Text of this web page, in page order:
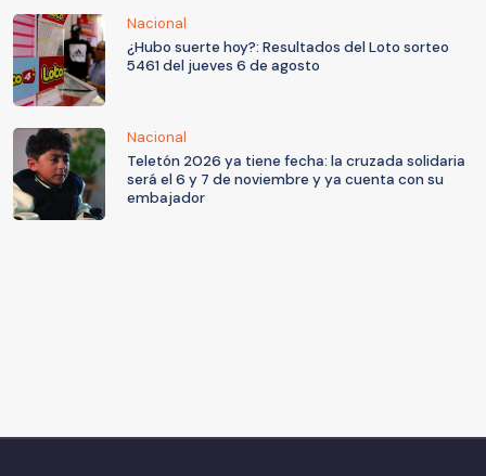
Nacional
¿Hubo suerte hoy?: Resultados del Loto sorteo
5461 del jueves 6 de agosto
Nacional
Teletón 2026 ya tiene fecha: la cruzada solidaria
será el 6 y 7 de noviembre y ya cuenta con su
embajador